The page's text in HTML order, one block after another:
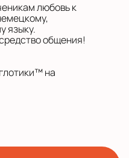
любовь к
языку.
общения!
на